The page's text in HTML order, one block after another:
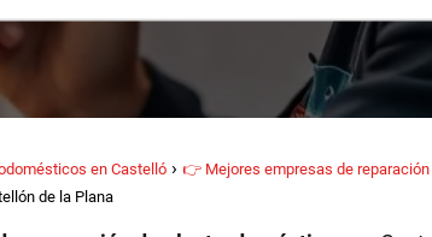
en Castelló
👉 Mejores empresas de
de la Plana